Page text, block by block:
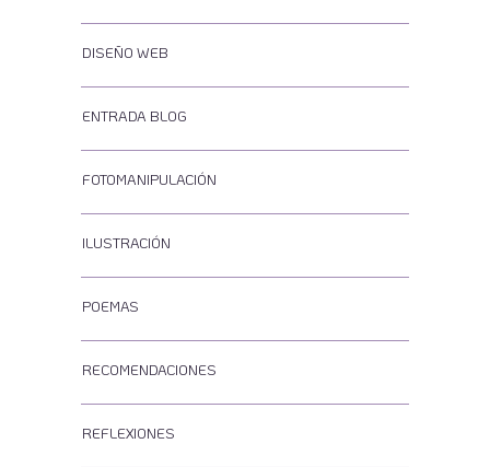
DISEÑO WEB
ENTRADA BLOG
FOTOMANIPULACIÓN
ILUSTRACIÓN
POEMAS
RECOMENDACIONES
REFLEXIONES